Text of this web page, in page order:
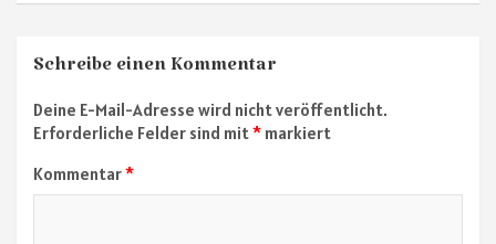
Schreibe einen Kommentar
Deine E-Mail-Adresse wird nicht veröffentlicht.
Erforderliche Felder sind mit* markiert
Kommentar*